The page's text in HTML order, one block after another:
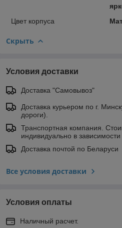
Цвет корпуса
Скрыть
Условия доставки
Доставка "Самовывоз"
Доставка курьером по г.
дороги).
Транспортная компания.
индивидуально в зависимости
Доставка почтой по Беларуси
Все условия доставки
Условия оплаты
Наличный расчет.